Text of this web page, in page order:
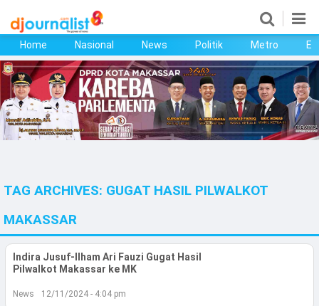
Home
Nasional
News
Metro
Ekonomi
Bisnis
Kesehatan
Home Nasional News Politik Metro
TAG ARCHIVES: GUGAT HASIL PILWALKOT
MAKASSAR
Indira Jusuf-Ilham Ari Fauzi Gugat Hasil
Pilwalkot Makassar ke MK
News 12/11/2024 - 4:04 pm